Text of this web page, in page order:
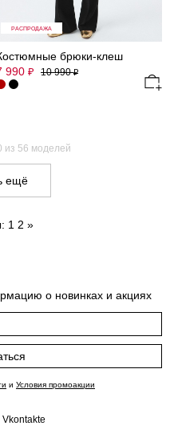
РАСПРОДАЖА
брюки-клеш
990 ₽ 10 990₽
из 56 моделей
ещё
1 2 »
о новинках и акциях
и Условия промоакции
Vkontakte